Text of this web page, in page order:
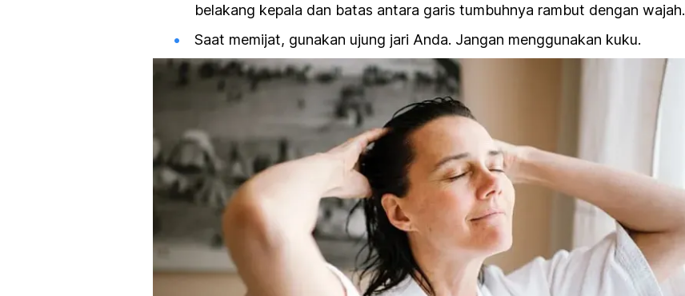
belakang kepala dan batas antara garis tumbuhnya rambut dengan wajah.
Saat memijat, gunakan ujung jari Anda. Jangan menggunakan kuku.